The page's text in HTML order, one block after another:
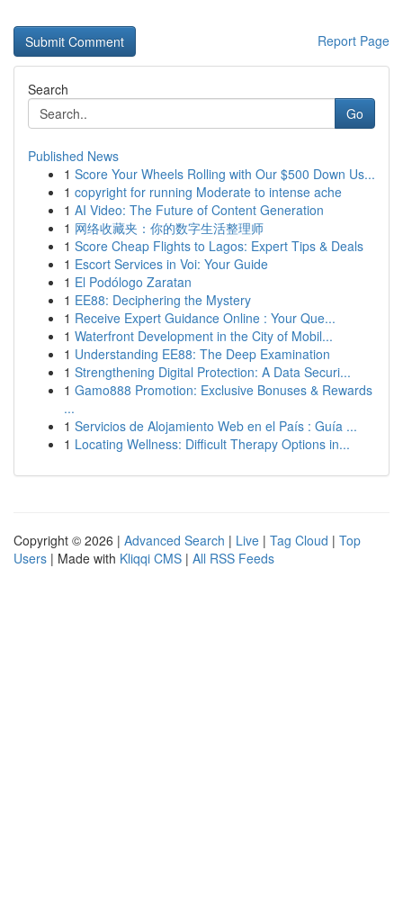
Report Page
Search
Go
Published News
1 Score Your Wheels Rolling with Our $500 Down Us...
1 copyright for running Moderate to intense ache
1 AI Video: The Future of Content Generation
1 网络收藏夹：你的数字生活整理师
1 Score Cheap Flights to Lagos: Expert Tips & Deals
1 Escort Services in Voi: Your Guide
1 El Podólogo Zaratan
1 EE88: Deciphering the Mystery
1 Receive Expert Guidance Online : Your Que...
1 Waterfront Development in the City of Mobil...
1 Understanding EE88: The Deep Examination
1 Strengthening Digital Protection: A Data Securi...
1 Gamo888 Promotion: Exclusive Bonuses & Rewards
...
1 Servicios de Alojamiento Web en el País : Guía ...
1 Locating Wellness: Difficult Therapy Options in...
Copyright © 2026 | Advanced Search | Live | Tag Cloud | Top
Users | Made with Kliqqi CMS | All RSS Feeds